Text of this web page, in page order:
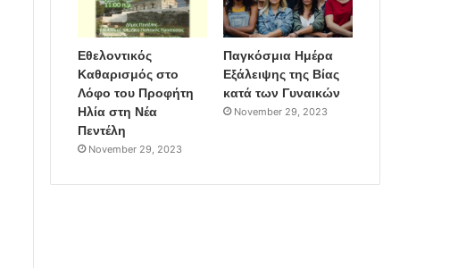
Εθελοντικός
Καθαρισμός στο
Λόφο του Προφήτη
Ηλία στη Νέα
Πεντέλη
November 29, 2023
Παγκόσμια Ημέρα
Εξάλειψης της Βίας
κατά των Γυναικών
November 29, 2023